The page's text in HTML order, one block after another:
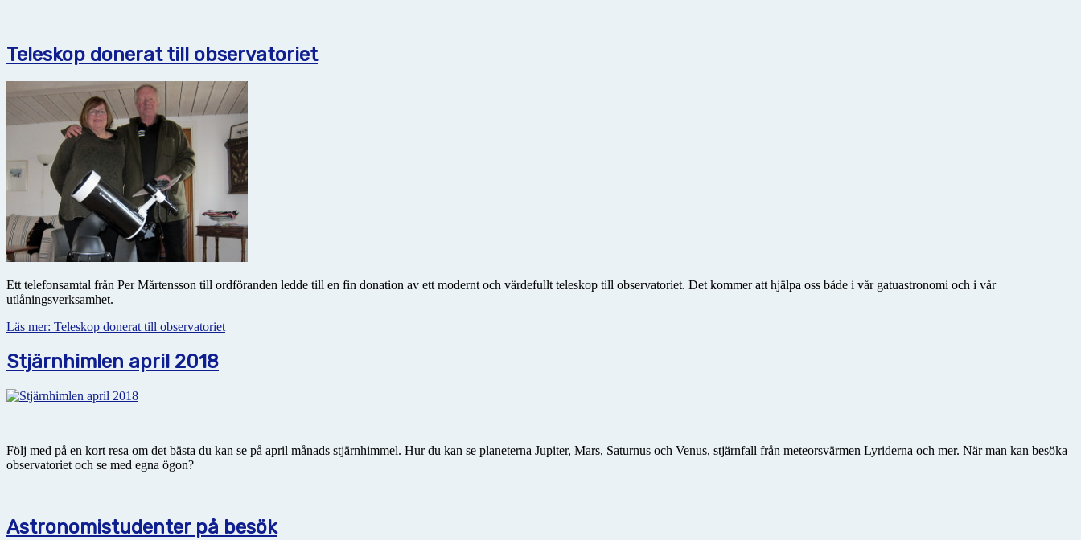
Teleskop donerat till observatoriet
Ett telefonsamtal från Per Mårtensson till ordföranden ledde till en fin donation av ett modernt och värdefullt teleskop till observatoriet. Det kommer att hjälpa oss både i vår gatuastronomi och i vår
utlåningsverksamhet.
Läs mer: Teleskop donerat till observatoriet
Stjärnhimlen april 2018
Följ med på en kort resa om det bästa du kan se på april månads stjärnhimmel. Hur du kan se planeterna Jupiter, Mars, Saturnus och Venus, stjärnfall från meteorsvärmen Lyriderna och mer. När man kan besöka
observatoriet och se med egna ögon?
Astronomistudenter på besök